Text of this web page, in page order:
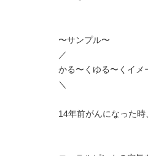
〜サンプル〜
／
かる〜くゆる〜くイメ
＼
14年前がんになった時